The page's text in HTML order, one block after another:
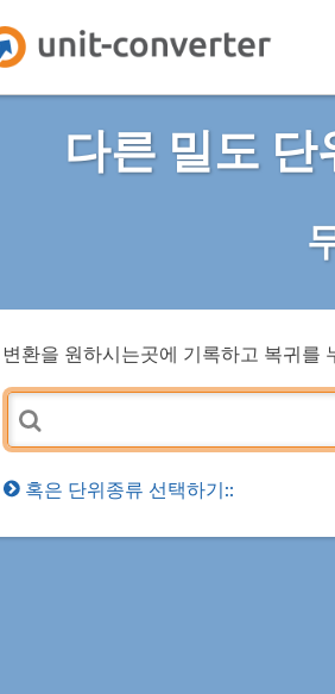
다른 밀도
변환을 원하시는곳에 기록하고 복귀를
혹은 단위종류 선택하기::